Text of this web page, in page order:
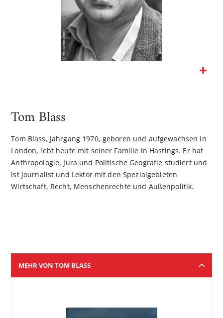
Bildgalerie
Tom Blass
Tom Blass, Jahrgang 1970, geboren und aufgewachsen in
London, lebt heute mit seiner Familie in Hastings. Er hat
Anthropologie, Jura und Politische Geografie studiert und
ist Journalist und Lektor mit den Spezialgebieten
Wirtschaft, Recht, Menschenrechte und Außenpolitik.
MEHR VON TOM BLASS